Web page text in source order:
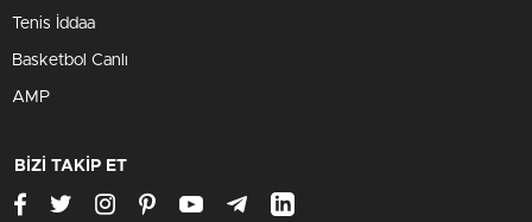
Tenis İddaa
Basketbol Canlı
AMP
BİZİ TAKİP ET